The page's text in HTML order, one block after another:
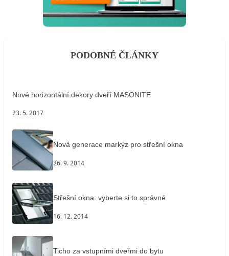
PODOBNÉ ČLÁNKY
Nové horizontální dekory dveří MASONITE
23. 5. 2017
Nová generace markýz pro střešní okna
26. 9. 2014
Střešní okna: vyberte si to správné
16. 12. 2014
Ticho za vstupními dveřmi do bytu